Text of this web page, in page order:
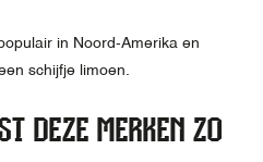
in Noord-Amerika en
schijfje limoen.
DEZE MERKEN ZO